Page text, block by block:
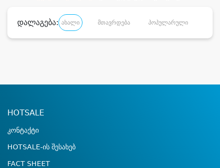
დალაგება: ახალი მთავრდება პოპულარული
HOTSALE
კონტაქტი
HOTSALE-ის შესახებ
FACT SHEET